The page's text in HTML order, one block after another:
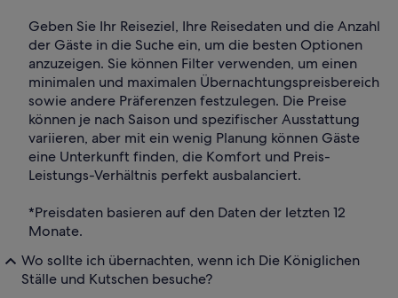
Geben Sie Ihr Reiseziel, Ihre Reisedaten und die Anzahl
der Gäste in die Suche ein, um die besten Optionen
anzuzeigen. Sie können Filter verwenden, um einen
minimalen und maximalen Übernachtungspreisbereich
sowie andere Präferenzen festzulegen. Die Preise
können je nach Saison und spezifischer Ausstattung
variieren, aber mit ein wenig Planung können Gäste
eine Unterkunft finden, die Komfort und Preis-
Leistungs-Verhältnis perfekt ausbalanciert.
*Preisdaten basieren auf den Daten der letzten 12
Monate.
Wo sollte ich übernachten, wenn ich Die Königlichen
Ställe und Kutschen besuche?